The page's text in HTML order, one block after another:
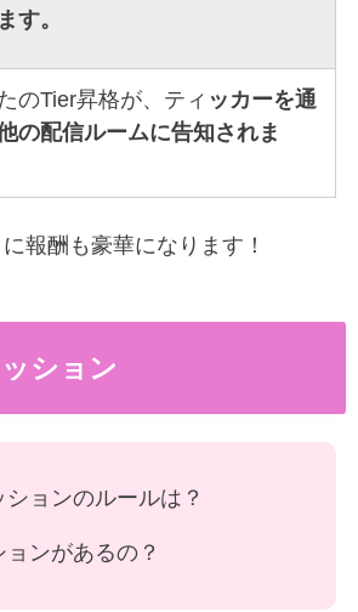
す。
のTier昇格が、ティ ッカーを通
の配信ルームに告知されま
報酬も豪華になります！
ション
ョンのルールは？
ンがあるの？